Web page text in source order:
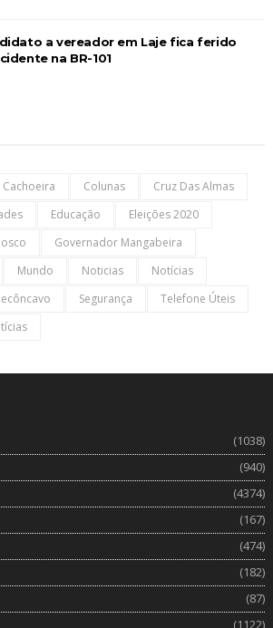
a vereador em Laje fica ferido
na BR-101
Cachoeira Colunas
Cruz Das Almas
Educação
Eleições 2020
Governador Mangabeira
Mundo Noticias
Notícias
Segurança
Telefone Úteis
(1038)
(940)
(4374)
(167)
(474)
(182)
(87)
(1122)